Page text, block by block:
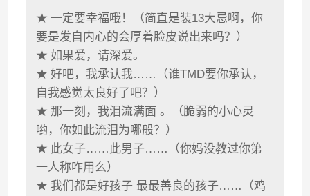
★一定要幸福哦！（简直是装13大忌啊，你
要是发自内心的会厚着脸皮说出来吗？）
★如果爱，请深爱。
★好吧，我承认我……（谁TMD要你承认，
自我感觉太良好了吧？）
★ 那一刻，我泪流满面 。（脆弱的小心灵
哟，你如此流泪为哪般？）
★ 此女子……此男子……（你妈没教过你第
一人称咋用么）
★我们都是好孩子 最最善良的孩子……（鸡